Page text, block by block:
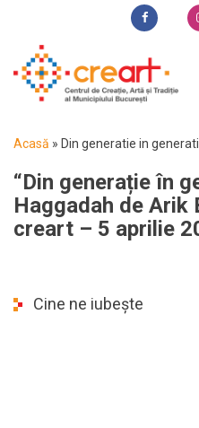
Acasă » Din generatie in
“Din generație în
Haggadah de Arik
creart – 5 aprilie
Cine ne iubește